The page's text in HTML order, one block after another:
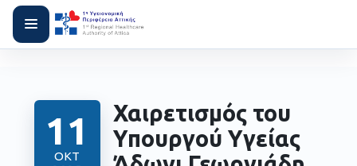
11
ΟΚΤ
Χαιρετισμός του
Υπουργού Υγείας